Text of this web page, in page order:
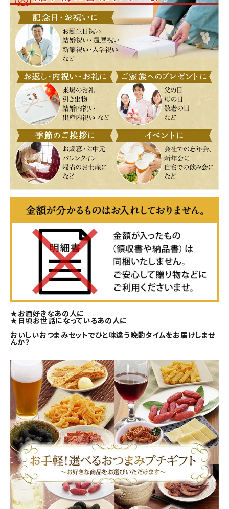
★お酒好きなあの人に
★日頃お世話になっているあの人に
おいしいおつまみセットでひと味違う晩酌タイムをお届けしませ
んか？